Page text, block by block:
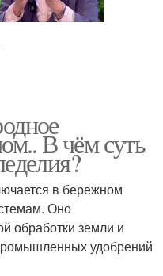
В чём суть
в бережном
Оно
обработки земли и
удобрений